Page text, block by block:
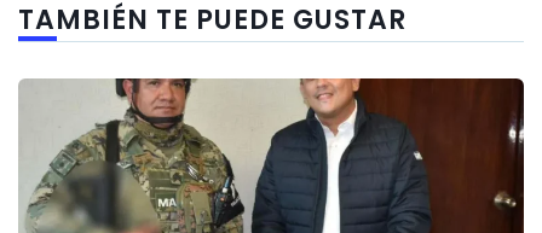
TAMBIÉN TE PUEDE GUSTAR